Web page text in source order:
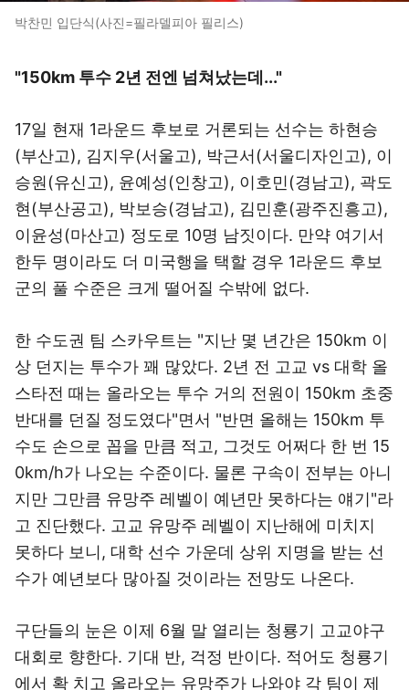
박찬민 입단식(사진=필라델피아 필리스)
"150km 투수 2년 전엔 넘쳐났는데..."
17일 현재 1라운드 후보로 거론되는 선수는 하현승
(부산고), 김지우(서울고), 박근서(서울디자인고), 이
승원(유신고), 윤예성(인창고), 이호민(경남고), 곽도
현(부산공고), 박보승(경남고), 김민훈(광주진흥고),
이윤성(마산고) 정도로 10명 남짓이다. 만약 여기서
한두 명이라도 더 미국행을 택할 경우 1라운드 후보
군의 풀 수준은 크게 떨어질 수밖에 없다.
한 수도권 팀 스카우트는 "지난 몇 년간은 150km 이
상 던지는 투수가 꽤 많았다. 2년 전 고교 vs 대학 올
스타전 때는 올라오는 투수 거의 전원이 150km 초중
반대를 던질 정도였다"면서 "반면 올해는 150km 투
수도 손으로 꼽을 만큼 적고, 그것도 어쩌다 한 번 15
0km/h가 나오는 수준이다. 물론 구속이 전부는 아니
지만 그만큼 유망주 레벨이 예년만 못하다는 얘기"라
고 진단했다. 고교 유망주 레벨이 지난해에 미치지
못하다 보니, 대학 선수 가운데 상위 지명을 받는 선
수가 예년보다 많아질 것이라는 전망도 나온다.
구단들의 눈은 이제 6월 말 열리는 청룡기 고교야구
대회로 향한다. 기대 반, 걱정 반이다. 적어도 청룡기
에서 확 치고 올라오는 유망주가 나와야 각 팀이 제